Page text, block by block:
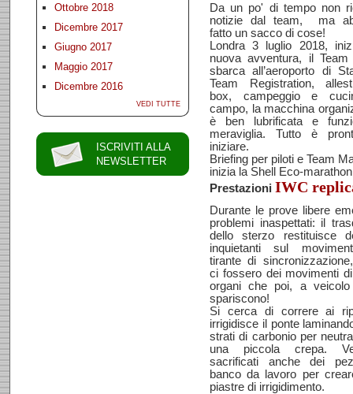
Ottobre 2018
Dicembre 2017
Giugno 2017
Maggio 2017
Dicembre 2016
VEDI TUTTE
ISCRIVITI ALLA
NEWSLETTER
Da un po' di tempo non
notizie dal team, ma
fatto un sacco di cose!
Londra 3 luglio 2018,
nuova avventura, il Team
sbarca all’aeroporto di
Team Registration,
box, campeggio e
campo, la macchina
è ben lubrificata e
meraviglia. Tutto è
iniziare.
Briefing per piloti e Team
inizia la Shell Eco-
Prestazioni IWC
Durante le prove libere
problemi inaspettati: il
dello sterzo restituisce
inquietanti sul
tirante di
ci fossero dei movimenti
organi che poi, a veicolo
spariscono!
Si cerca di correre ai
irrigidisce il ponte
strati di carbonio per
una piccola crepa.
sacrificati anche dei
banco da lavoro per
piastre di irrigidimento.